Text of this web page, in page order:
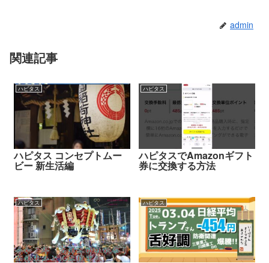
admin
関連記事
ハピタス
ハピタス コンセプトムー
ビー 新生活編
ハピタス
ハピタスでAmazonギフト
券に交換する方法
ハピタス ハピタス